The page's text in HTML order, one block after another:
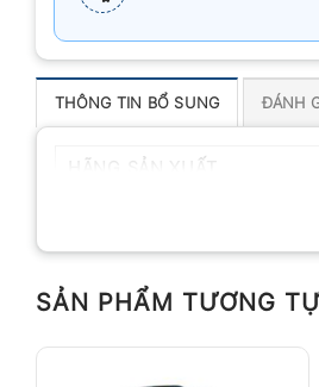
THÔNG TIN BỔ SUNG ĐÁNH
SẢN PHẨM TƯƠNG